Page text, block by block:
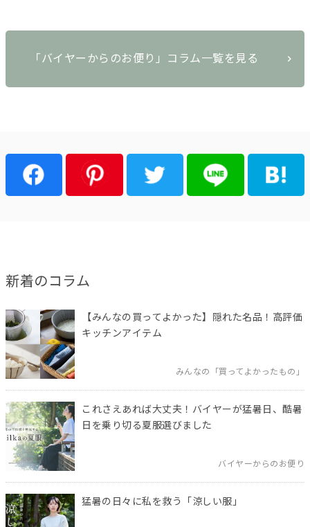
「バイヤーからのお便り」コラム一覧を見る
新着のコラム
【みんなの買ってよかった】隠れた名品！高評価
キッチンアイテム
みんなの「買ってよかったもの」
これさえあれば大丈夫！バイヤーが猛暑日、酷暑
日を乗り切る夏服選びました
バイヤーからのお便り
猛暑の日々に私を救う「涼しい服」